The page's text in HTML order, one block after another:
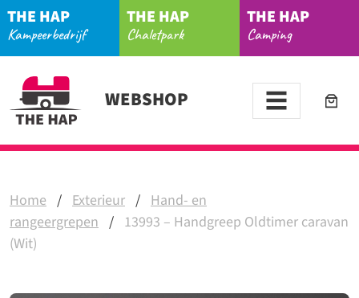
THE HAP
Kampeerbedrijf
THE HAP
Chaletpark
THE HAP
Camping
WEBSHOP
Home / Exterieur / Hand- en
rangeergrepen / 13993 – Handgreep Oldtimer caravan
(Wit)